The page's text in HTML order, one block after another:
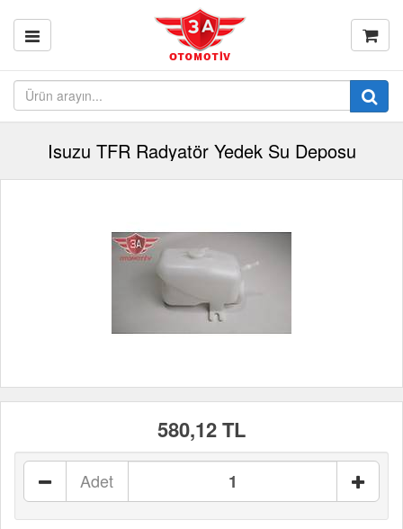
Isuzu TFR Radyatör Yedek Su Deposu
580,12 TL
Adet